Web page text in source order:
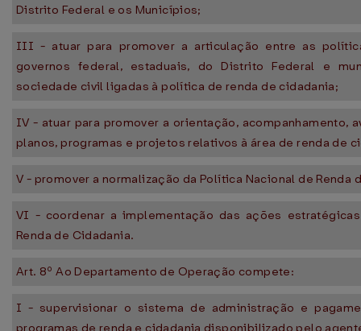
Distrito Federal e os Municípios;
III - atuar para promover a articulação entre as
governos federal, estaduais, do Distrito Federal e
sociedade civil ligadas à política de renda de cidadania;
IV - atuar para promover a orientação, acompanhamento,
planos, programas e projetos relativos à área de renda de
V - promover a normalização da Política Nacional de Renda
VI - coordenar a implementação das ações
Renda de Cidadania.
Art. 8º Ao Departamento de Operação compete:
I - supervisionar o sistema de administração e